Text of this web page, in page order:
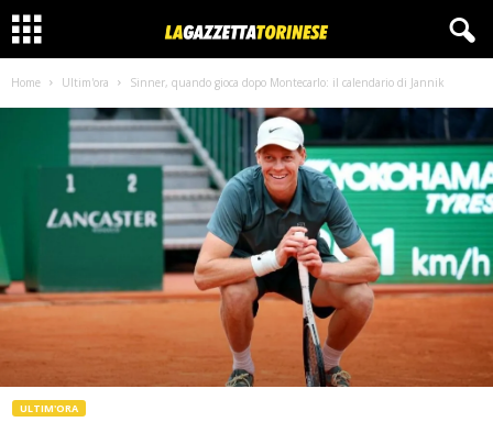
Home Ultim'ora Sinner, quando gioca dopo Montecarlo: il calendario di Jannik
ULTIM'ORA